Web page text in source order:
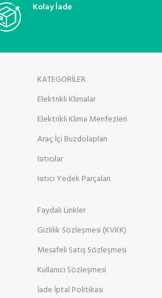
Kolay İade
KATEGORİLER
Elektrikli Klimalar
Elektrikli Klima Menfezleri
Araç İçi Buzdolapları
Isıtıcılar
Isıtıcı Yedek Parçaları
Faydalı Linkler
Gizlilik Sözleşmesi (KVKK)
Mesafeli Satış Sözleşmesi
Kullanıcı Sözleşmesi
İade İptal Politikası